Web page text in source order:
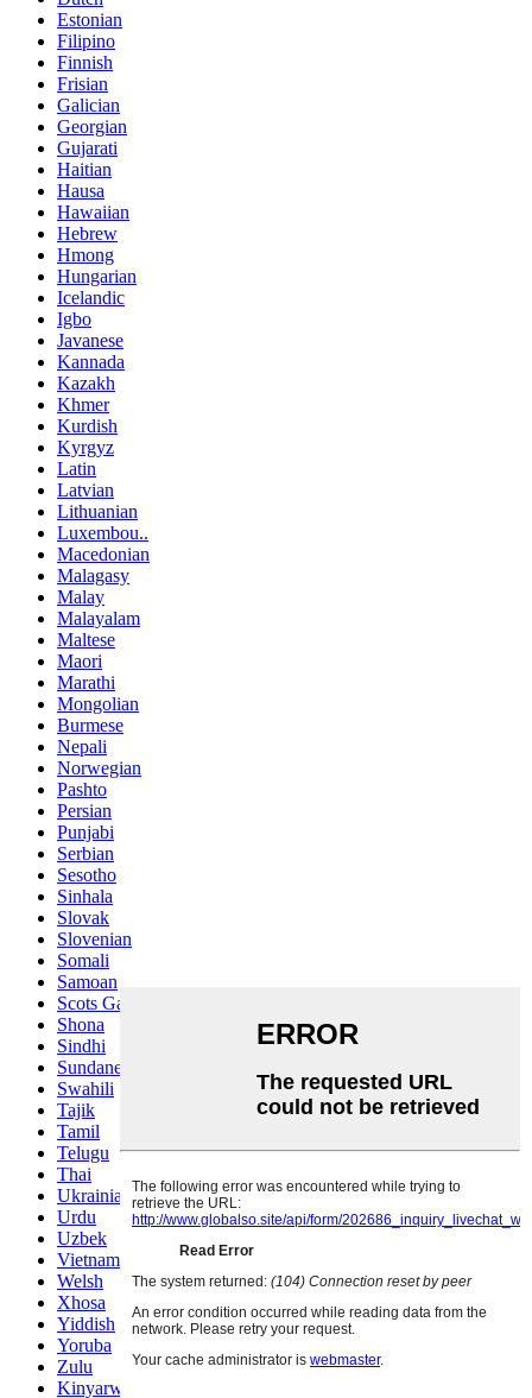
Estonian
Filipino
Finnish
Frisian
Galician
Georgian
Gujarati
Haitian
Hausa
Hawaiian
Hebrew
Hmong
Hungarian
Icelandic
Igbo
Javanese
Kannada
Kazakh
Khmer
Kurdish
Kyrgyz
Latin
Latvian
Lithuanian
Luxembou..
Macedonian
Malagasy
Malay
Malayalam
Maltese
Maori
Marathi
Mongolian
Burmese
Nepali
Norwegian
Pashto
Persian
Punjabi
Serbian
Sesotho
Sinhala
Slovak
Slovenian
Somali
Samoan
Scots Gaelic
Shona
Sindhi
Sundanese
Swahili
Tajik
Tamil
Telugu
Thai
Ukrainian
Urdu
Uzbek
Vietnamese
Welsh
Xhosa
Yiddish
Yoruba
Zulu
Kinyarwanda